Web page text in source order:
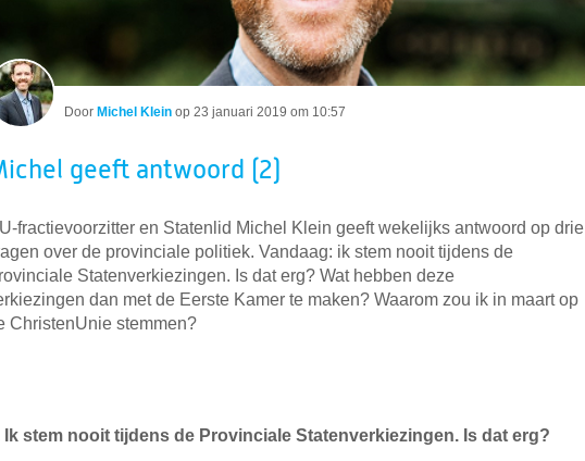
Door Michel Klein op 23 januari 2019 om 10:57
geeft antwoord (2)
fractievoorzitter en Statenlid Michel Klein geeft wekelijks antwoord op drie
over de provinciale politiek. Vandaag: ik stem nooit tijdens de
Statenverkiezingen. Is dat erg? Wat hebben deze
dan met de Eerste Kamer te maken? Waarom zou ik in maart op
ChristenUnie stemmen?
Ik stem nooit tijdens de Provinciale Statenverkiezingen. Is dat erg?